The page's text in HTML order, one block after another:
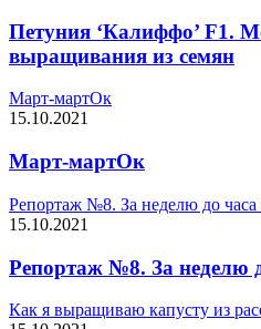
Петуния ‘Калиффо’ F1.
выращивания из семян
Март-мартОк
15.10.2021
Март-мартОк
Репортаж №8. За неделю до
15.10.2021
Репортаж №8. За неделю
Как я выращиваю капусту из